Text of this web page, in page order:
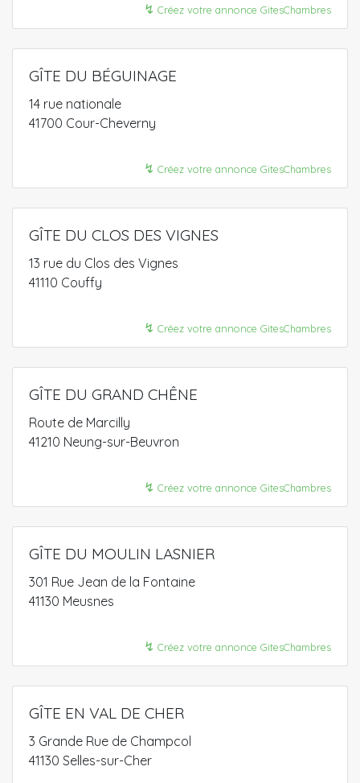
↯ Créez votre annonce GitesChambres
GÎTE DU BÉGUINAGE
14 rue nationale
41700 Cour-Cheverny
↯ Créez votre annonce GitesChambres
GÎTE DU CLOS DES VIGNES
13 rue du Clos des Vignes
41110 Couffy
↯ Créez votre annonce GitesChambres
GÎTE DU GRAND CHÊNE
Route de Marcilly
41210 Neung-sur-Beuvron
↯ Créez votre annonce GitesChambres
GÎTE DU MOULIN LASNIER
301 Rue Jean de la Fontaine
41130 Meusnes
↯ Créez votre annonce GitesChambres
GÎTE EN VAL DE CHER
3 Grande Rue de Champcol
41130 Selles-sur-Cher